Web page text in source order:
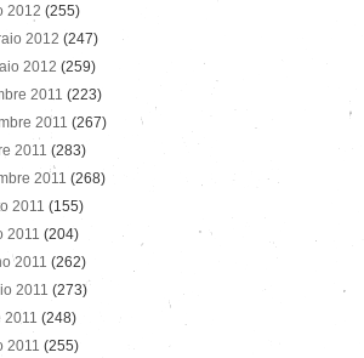
2012 (255)
2012 (247)
2012 (259)
2011 (223)
2011 (267)
2011 (283)
2011 (268)
2011 (155)
2011 (204)
2011 (262)
2011 (273)
2011 (248)
2011 (255)